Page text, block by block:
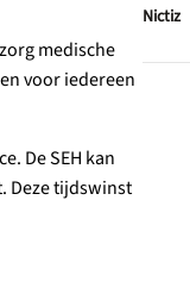
medische
voor iedereen
De SEH kan
Deze tijdswinst
Nictiz